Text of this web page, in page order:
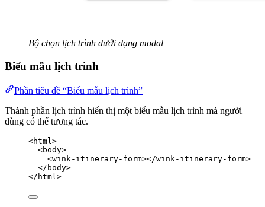
Bộ chọn lịch trình dưới dạng modal
Biểu mẫu lịch trình
Phần tiêu đề “Biểu mẫu lịch trình”
Thành phần lịch trình hiển thị một biểu mẫu lịch trình mà người
dùng có thể tương tác.
<html >
<body>
<wink-itinerary-form></wink-itinerary-form>
</ body>
</ html >